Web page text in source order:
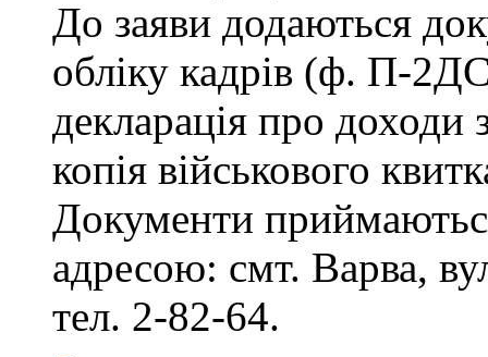
До заяви додаються
обліку кадрів (ф. П-
декларація про доходи
копія військового
Документи
адресою: смт. Варва,
тел. 2-82-64.